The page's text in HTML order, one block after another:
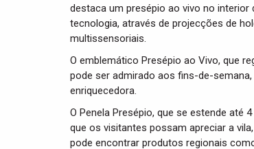
destaca um presépio ao vivo no
tecnologia, através de projecções de
multissensoriais.
O emblemático Presépio ao Vivo, que
pode ser admirado aos fins-de-
enriquecedora.
O Penela Presépio, que se estende até
que os visitantes possam apreciar a
pode encontrar produtos regionais